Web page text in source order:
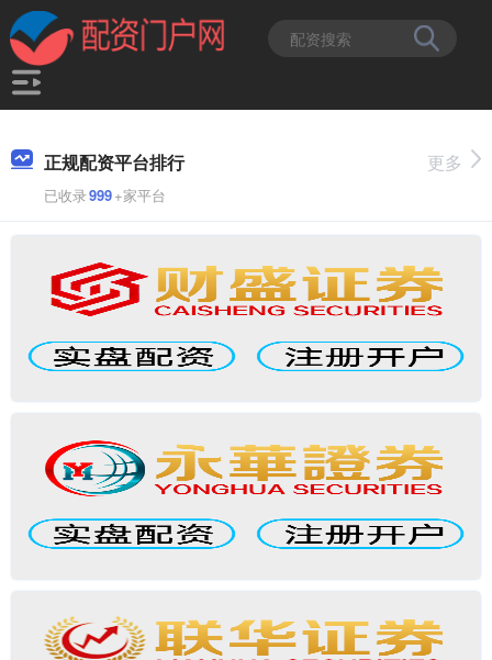
正规配资平台排行
已收录999+家平台
更多